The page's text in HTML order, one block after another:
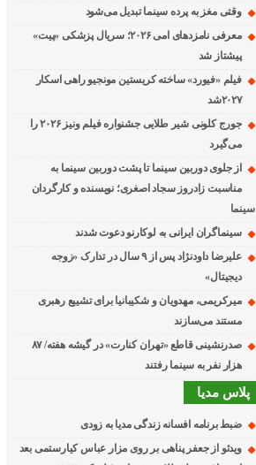
وقتی مغز به پرده سینما تبدیل می‌شود
معرفی نامزدهای امی ۲۰۲۶؛ سریال پزشکی «پیت»
پیشتاز شد
فیلم «فیورد» ساخته کریستین مونجیو راهی اسکار
۲۰۲۷شد
جورج کلونی شیر طلایی جشنواره فیلم ونیز ۲۰۲۶ را
می‌گیرد
از جلوی دوربین سینما تا پشت دوربین سینما به
مناسبت زادروز سجاد اصغری؛ نویسنده و کارگردان
سینما
سینماگران ایرانی به لوکارنو دعوت شدند
علیرضا داودنژاد پس از ۹ سال در تدارک «زوجه
دیجیتال»
میرکریمی، مهدویان و شکیبانیا برای تشییع رهبری
مستند می‌سازند
صدرنشینی قاطع «تهران کنارت» در گیشه هفته/ ۸۷
هزار نفر به سینما رفتند
پلاس مدیا
ضبط برنامه افسانه زندگی مدیا به زودی
ویدئو از جعفر پناهی بر روی مزار عباس کیارستمی بعد